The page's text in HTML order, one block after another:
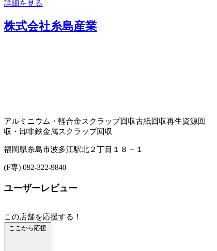
詳細を見る
株式会社糸島産業
アルミニウム・軽合金スクラップ回収古紙回収再生資源回
収・卸非鉄金属スクラップ回収
福岡県糸島市波多江駅北２丁目１８－１
(F専) 092-322-9840
ユーザーレビュー
この店舗を応援する！
ここから応援